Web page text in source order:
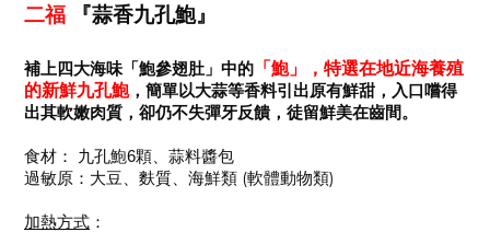
二福 『蒜香九孔鮑』
補上四大海味「鮑參翅肚」中的 「鮑」，特選在地近海養殖
的新鮮九孔鮑，簡單以大蒜等香料引出原有鮮甜，入口嚐得
出其軟嫩肉質，卻仍不失彈牙反饋，徒留鮮美在齒間。
食材： 九孔鮑6顆、蒜料醬包
過敏原 ： 大豆、麩質、海鮮類 (軟體動物類)
加熱方式 ：